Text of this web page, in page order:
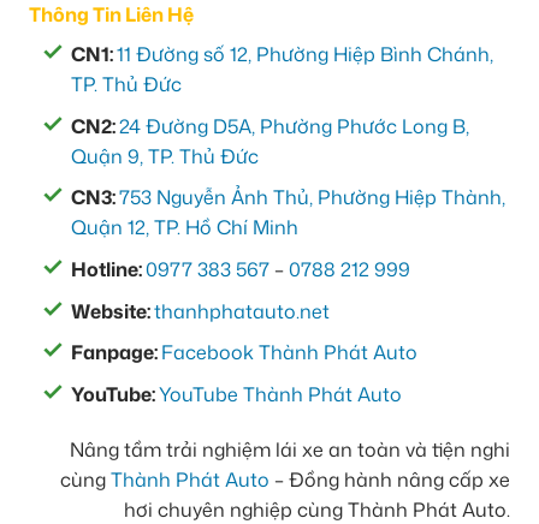
Thông Tin Liên Hệ
CN1:11 Đường số 12, Phường Hiệp Bình Chánh,
TP. Thủ Đức
CN2:24 Đường D5A, Phường Phước Long B,
Quận 9, TP. Thủ Đức
CN3:753 Nguyễn Ảnh Thủ, Phường Hiệp Thành,
Quận 12, TP. Hồ Chí Minh
Hotline:0977 383 567 –0788 212 999
Website:thanhphatauto.net
Fanpage:Facebook Thành Phát Auto
YouTube:YouTube Thành Phát Auto
Nâng tầm trải nghiệm lái xe an toàn và tiện nghi
cùngThành Phát Auto – Đồng hành nâng cấp xe
hơi chuyên nghiệp cùng Thành Phát Auto.